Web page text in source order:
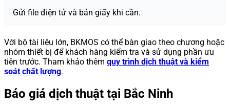
Gửi file điện tử và bản giấy khi cần.
Với bộ tài liệu lớn, BKMOS có thể bàn giao theo chương hoặc
nhóm thiết bị để khách hàng kiểm tra và sử dụng phần ưu
tiên trước. Tham khảo thêm quy trình dịch thuật và kiểm
soát chất lượng.
Báo giá dịch thuật tại Bắc Ninh